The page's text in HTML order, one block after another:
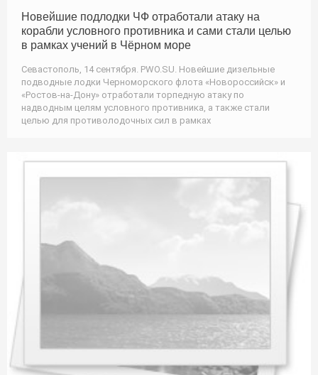
Новейшие подлодки ЧФ отработали атаку на
корабли условного противника и сами стали целью
в рамках учений в Чёрном море
Севастополь, 14 сентября. PWO.SU. Новейшие дизельные
подводные лодки Черноморского флота «Новороссийск» и
«Ростов-на-Дону» отработали торпедную атаку по
надводным целям условного противника, а также стали
целью для противолодочных сил в рамках